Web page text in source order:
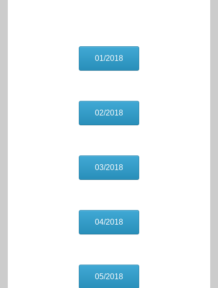
01/2018
02/2018
03/2018
04/2018
05/2018